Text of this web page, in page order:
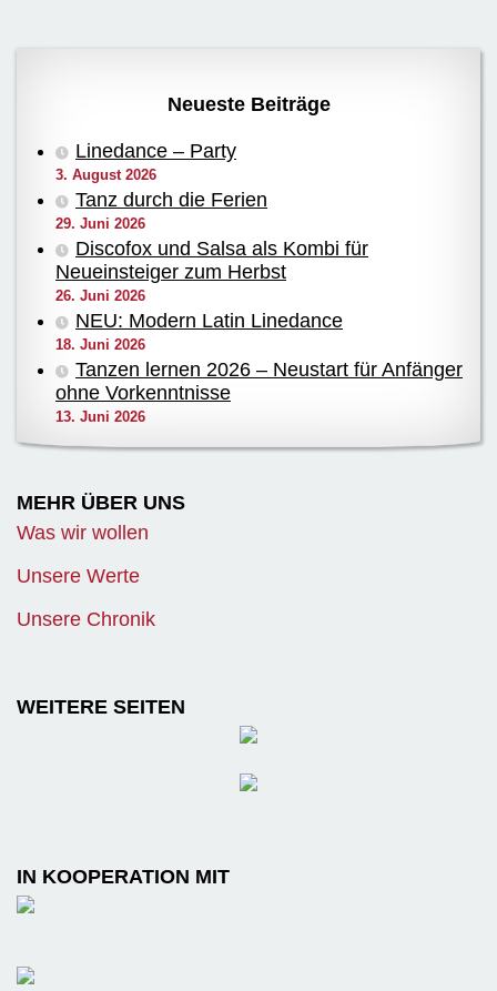
Neueste Beiträge
Linedance – Party
3. August 2026
Tanz durch die Ferien
29. Juni 2026
Discofox und Salsa als Kombi für
Neueinsteiger zum Herbst
26. Juni 2026
NEU: Modern Latin Linedance
18. Juni 2026
Tanzen lernen 2026 – Neustart für Anfänger
ohne Vorkenntnisse
13. Juni 2026
MEHR ÜBER UNS
Was wir wollen
Unsere Werte
Unsere Chronik
WEITERE SEITEN
IN KOOPERATION MIT